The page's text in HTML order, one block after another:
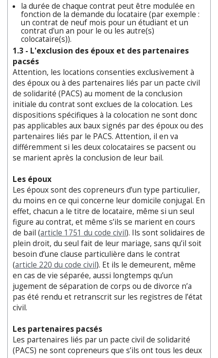
la durée de chaque contrat peut être modulée en
fonction de la demande du locataire (par exemple :
un contrat de neuf mois pour un étudiant et un
contrat d'un an pour le ou les autre(s)
colocataire(s)).
1.3 - L'exclusion des époux et des partenaires
pacsés
Attention, les locations consenties exclusivement à
des époux ou à des partenaires liés par un pacte civil
de solidarité (PACS) au moment de la conclusion
initiale du contrat sont exclues de la colocation. Les
dispositions spécifiques à la colocation ne sont donc
pas applicables aux baux signés par des époux ou des
partenaires liés par le PACS. Attention, il en va
différemment si les deux colocataires se pacsent ou
se marient après la conclusion de leur bail.
Les époux
Les époux sont des copreneurs d’un type particulier,
du moins en ce qui concerne leur domicile conjugal. En
effet, chacun a le titre de locataire, même si un seul
figure au contrat, et même s’ils se marient en cours
de bail (article 1751 du code civil). Ils sont solidaires de
plein droit, du seul fait de leur mariage, sans qu’il soit
besoin d’une clause particulière dans le contrat
(article 220 du code civil). Et ils le demeurent, même
en cas de vie séparée, aussi longtemps qu’un
jugement de séparation de corps ou de divorce n’a
pas été rendu et retranscrit sur les registres de l’état
civil.
Les partenaires pacsés
Les partenaires liés par un pacte civil de solidarité
(PACS) ne sont copreneurs que s’ils ont tous les deux